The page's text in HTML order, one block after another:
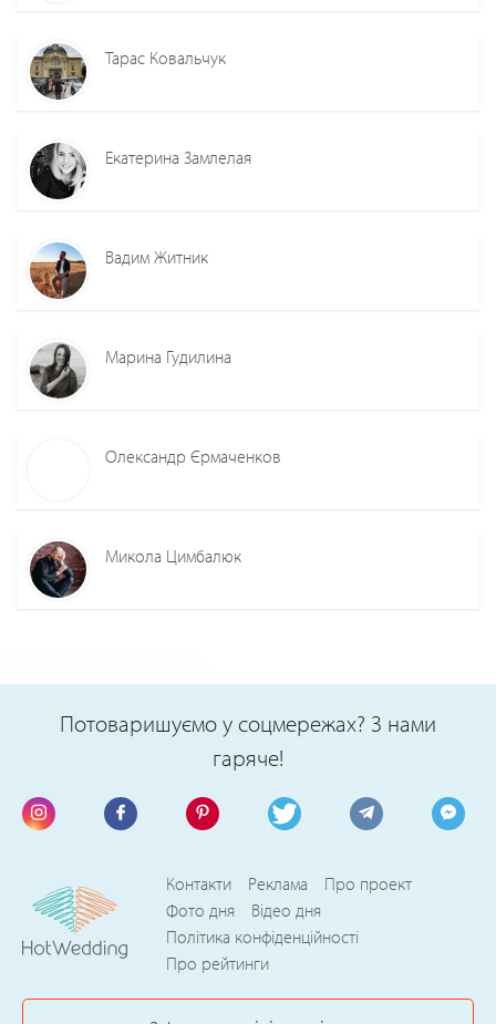
Тарас Ковальчук
Екатерина Замлелая
Вадим Житник
Марина Гудилина
Олександр Єрмаченков
Микола Цимбалюк
Потоваришуємо у соцмережах? З нами
гаряче!
Контакти Реклама
Про проект
Фото дня
Відео дня
Політика конфіденційності
Про рейтинги